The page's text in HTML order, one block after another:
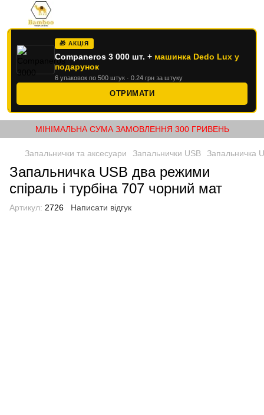
🎁 АКЦІЯ
Companeros 3 000 шт. + машинка Dedo Lux у
подарунок
6 упаковок по 500 штук · 0.24 грн за штуку
ОТРИМАТИ
МІНІМАЛЬНА СУМА ЗАМОВЛЕННЯ 300 ГРИВЕНЬ
Запальнички та аксесуари Запальнички USB Запальничка
Запальничка USB два режими
спіраль і турбіна 707 чорний мат
Артикул: 2726 Написати відгук